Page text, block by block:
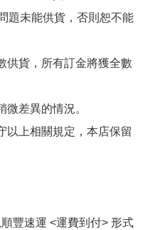
題未能供貨，否則恕不能
供貨，所有訂金將獲全數
差異的情況。
以上相關規定，本店保留
豐速運 <運費到付> 形式